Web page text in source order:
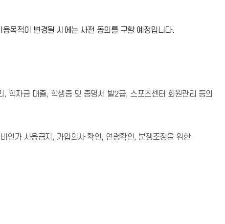
목적이 변경될 시에는 사전 동의를 구할 예정입니다.
학자금 대출, 학생증 및 증명서 발2급, 스포츠센터 회원관리 등의
인가 사용금지, 가입의사 확인, 연령확인, 분쟁조정을 위한